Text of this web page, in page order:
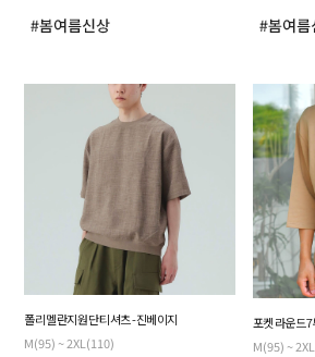
폴리 멜란지 원단 티셔츠 - 진베이지
M(95) ~ 2XL(110)
포켓 라운드
M(95) ~